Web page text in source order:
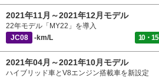
2021年11月～2021年12月モデル
22年モデル「MY22」を導入
JC08
-km/L 10・15
2021年04月～2021年10月モデル
ハイブリッド車とV8エンジン搭載車を新設定